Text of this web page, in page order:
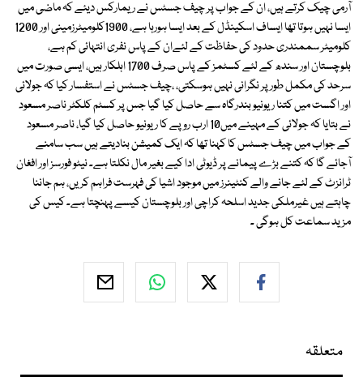
آرمی چیک کرتے ہیں، ان کے جواب پر چیف جسٹس نے ریمارکس دیئے کہ ماضی میں
ایسا نہیں ہوتا تھا ایساف اسکینڈل کے بعد ایسا ہورہا ہے، 1900کلومیٹرزمینی اور 1200
کلومیٹر سممندری حدود کی حفاظت کے لئےان کے پاس نفری انتہائی کم ہے،
بلوچستان اور سندھ کے لئے کسٹمز کے پاس صرف 1700 اہلکار ہیں، ایسی صورت میں
سرحد کی مکمل طور پر نگرانی نہیں ہوسکتی، ،چیف جسٹس نے استفسار کیا کہ جولائی
اور اگست میں کتنا ریونیو بندرگاہ سے حاصل کیا گیا جس پر کسٹم کلکٹر ناصر مسعود
نے بتایا کہ جولائی کے مہینے میں10 ارب روپے کا ریونیو حاصل کیا گیا، ناصر مسعود
کے جواب میں چیف جسٹس کا کہنا تھا کہ ایک کمیشن بنادیتے ہیں سب سامنے
آجائے گا کہ کتنے بڑے پیمانے پر ڈیوٹی ادا کیے بغیر مال نکلتا ہے۔ نیٹو فورسز اور افغان
ٹرانزٹ کے لئے جانے والے کنٹینرز میں موجود اشیا کی فہرست فراہم کریں، ہم جاننا
چاہتے ہیں غیرملکی جدید اسلحہ کراچی اور بلوچستان کیسے پہنچتا ہے۔ کیس کی
مزید سماعت کل ہوگی ۔
متعلقہ